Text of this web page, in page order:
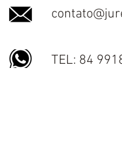
TEL: 84